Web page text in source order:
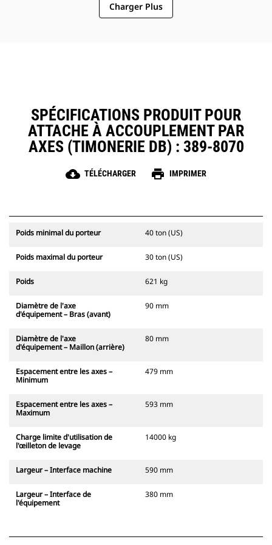
Simplifiez la maintenance sur site
et optimisez la fiabilité avec la
Charger Plus
SPÉCIFICATIONS PRODUIT POUR
ATTACHE À ACCOUPLEMENT PAR
AXES (TIMONERIE DB) : 389-8070
cloud_download TÉLÉCHARGER print IMPRIMER
Poids minimal du porteur 40 ton (US)
Poids maximal du porteur 30 ton (US)
Poids 621 kg
Diamètre de l'axe
d'équipement – Bras (avant)
90 mm
Diamètre de l'axe
d'équipement – Maillon (arrière)
80 mm
Espacement entre les axes –
Minimum
479 mm
Espacement entre les axes –
Maximum
593 mm
Charge limite d'utilisation de
l'œilleton de levage
14000 kg
Largeur – Interface machine 590 mm
Largeur – Interface de
l'équipement
380 mm